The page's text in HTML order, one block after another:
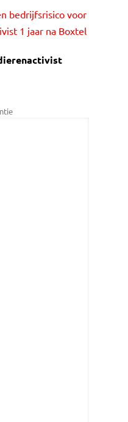
bedrijfsrisico voor
1 jaar na Boxtel